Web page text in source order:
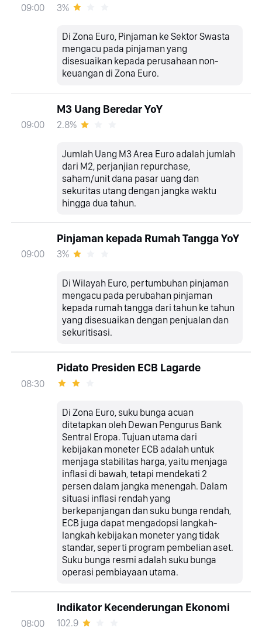
09:00 3%
Di Zona Euro, Pinjaman ke Sektor Swasta
mengacu pada pinjaman yang
disesuaikan kepada perusahaan non-
keuangan di Zona Euro.
09:00
M3 Uang Beredar YoY
2.8%
Jumlah Uang M3 Area Euro adalah jumlah
dari M2, perjanjian repurchase,
saham/unit dana pasar uang dan
sekuritas utang dengan jangka waktu
hingga dua tahun.
09:00
Pinjaman kepada Rumah Tangga YoY
3%
Di Wilayah Euro, pertumbuhan pinjaman
mengacu pada perubahan pinjaman
kepada rumah tangga dari tahun ke tahun
yang disesuaikan dengan penjualan dan
sekuritisasi.
08:30
Pidato Presiden ECB Lagarde
Di Zona Euro, suku bunga acuan
ditetapkan oleh Dewan Pengurus Bank
Sentral Eropa. Tujuan utama dari
kebijakan moneter ECB adalah untuk
menjaga stabilitas harga, yaitu menjaga
inflasi di bawah, tetapi mendekati 2
persen dalam jangka menengah. Dalam
situasi inflasi rendah yang
berkepanjangan dan suku bunga rendah,
ECB juga dapat mengadopsi langkah-
langkah kebijakan moneter yang tidak
standar, seperti program pembelian aset.
Suku bunga resmi adalah suku bunga
operasi pembiayaan utama.
08:00
Indikator Kecenderungan Ekonomi
102.9